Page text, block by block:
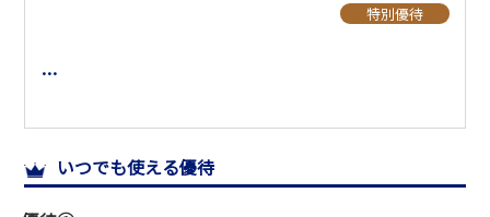
特別優待
いつでも使える優待